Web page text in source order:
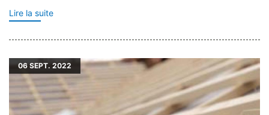
Lire la suite
06SEPT. 2022